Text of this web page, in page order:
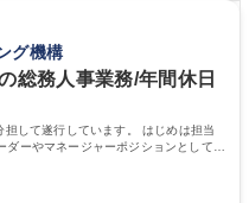
ングに関する知見 ・データを
グ機構
総務人事業務/年間休日
して遂行しています。 はじめは担当
ーやマネージャーポジションとして活